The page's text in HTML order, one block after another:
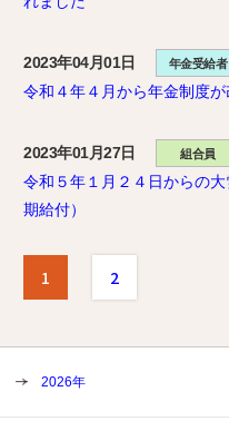
2023年04月01日 年金受給者
令和４年４月から年金制度
2023年01月27日 組合員
令和５年１月２４日からの
期給付）
1 2
2026年